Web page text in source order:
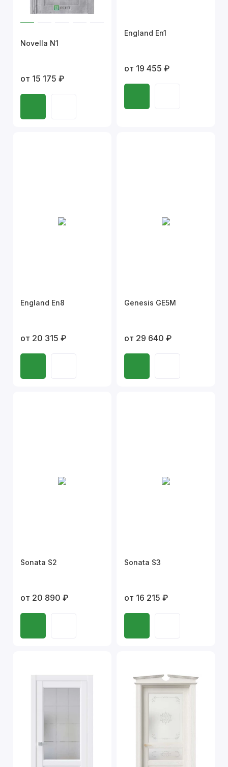
Novella N1
от 15 175 ₽
England En1
от 19 455 ₽
England En8
от 20 315 ₽
Genesis GE5M
от 29 640 ₽
Sonata S2
от 20 890 ₽
Sonata S3
от 16 215 ₽